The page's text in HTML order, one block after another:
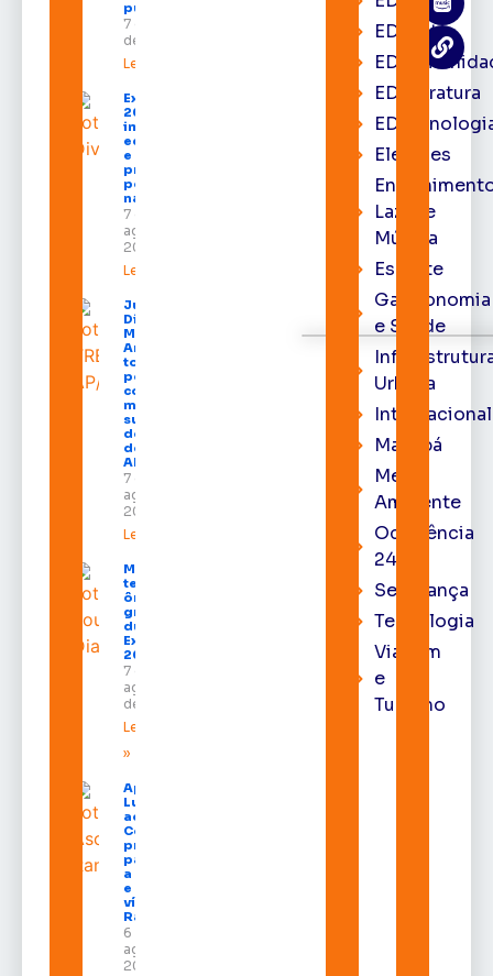
públicos
7 de agosto
de 2026
Leia mais »
Expofeira
2026
impulsiona
economia
e aumenta
procura
por hotéis
na capital
7 de
agosto de
2026
Leia mais »
Juiz
Diego
Moura de
Araújo
toma
posse
como
membro
substituto
do Pleno
do TRE-
AP
7 de
agosto de
2026
Leia mais »
Macapá
terá
ônibus
gratuitos
durante a
Expofeira
2026
7 de
agosto
de 2026
Leia mais
»
Após veto,
Lula envia
ao
Congresso
projeto
para criar
a UNIFRON
e grava
vídeo para
Randolfe
6 de
agosto de
2026
EDcast
EDliteratura
Eleições
Lazer e
Música
Esporte
Gastronomia
e Saúde
Urbana
Internacional
Macapá
Meio
Ambiente
Ocorrência
24h
Segurança
Tecnologia
Viagem
e
Turismo